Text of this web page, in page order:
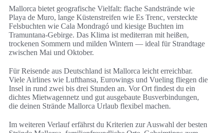
Mallorca bietet geografische Vielfalt: flache Sandstrände wie
Playa de Muro, lange Küstenstreifen wie Es Trenc, versteckte
Felsbuchten wie Cala Mondragó und kiesige Buchten im
Tramuntana-Gebirge. Das Klima ist mediterran mit heißen,
trockenen Sommern und milden Wintern — ideal für Strandtage
zwischen Mai und Oktober.
Für Reisende aus Deutschland ist Mallorca leicht erreichbar.
Viele Airlines wie Lufthansa, Eurowings und Vueling fliegen die
Insel in rund zwei bis drei Stunden an. Vor Ort findest du ein
dichtes Mietwagennetz und gut ausgebaute Busverbindungen,
die deinen Strände Mallorca Urlaub flexibel machen.
Im weiteren Verlauf erfährst du Kriterien zur Auswahl der besten